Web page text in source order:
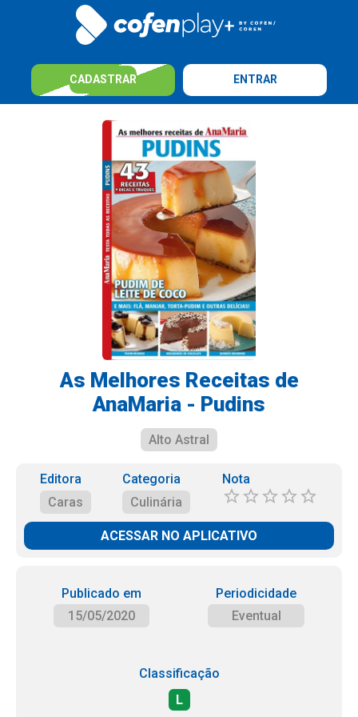
CADASTRAR ENTRAR
As Melhores Receitas de
AnaMaria - Pudins
Alto Astral
Editora
Caras
Categoria
Culinária
Nota
ACESSAR NO APLICATIVO
Publicado em
15/05/2020
Periodicidade
Eventual
Classificação
L